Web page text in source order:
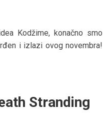
Kodžime, konačno smo
i izlazi ovog novembra!
Stranding